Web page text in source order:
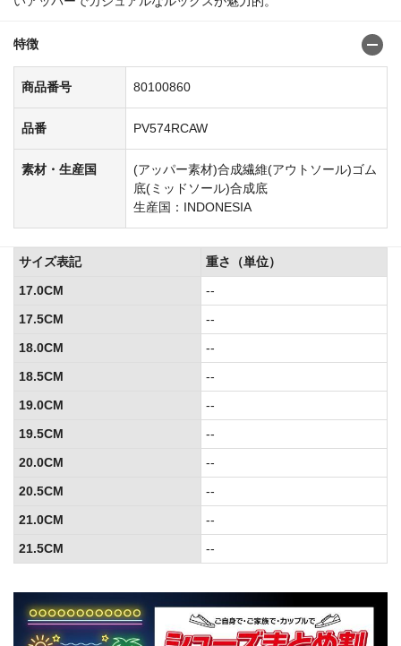
特徴
商品番号 80100860
品番 PV574RCAW
素材・生産国
(アッパー素材)合成繊維(アウトソール)ゴム
底(ミッドソール)合成底
生産国：INDONESIA
サイズ表記
重さ（単位）
17.0CM
--
17.5CM
--
18.0CM
--
18.5CM
--
19.0CM
--
19.5CM
--
20.0CM
--
20.5CM
--
21.0CM
--
21.5CM
--